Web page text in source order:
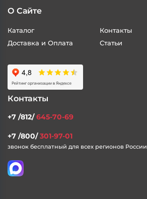
О Сайте
Каталог
Доставка и Оплата
Контакты
Статьи
Контакты
+7 /812/645-70-69
+7 /800/301-97-01
звонок бесплатный для всех регионов России